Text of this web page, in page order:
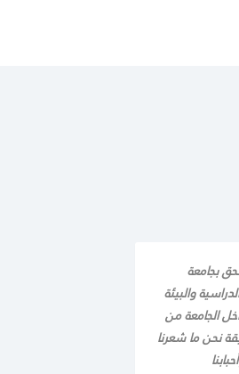
بجامعة
والبيئة
الجامعة من
نحن ما شعرنا